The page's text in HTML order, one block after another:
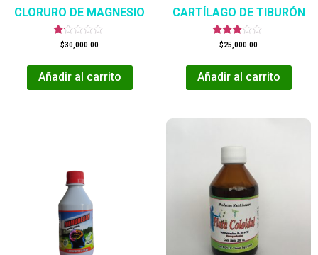
CLORURO DE MAGNESIO
Valorado
de
5
$30,000.00
Añadir al carrito
CARTÍLAGO DE TIBURÓN
Valorado
de 5
$25,000.00
Añadir al carrito